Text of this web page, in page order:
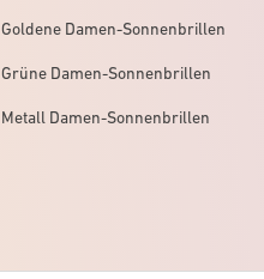
Goldene Damen-Sonnenbrillen
Grüne Damen-Sonnenbrillen
Metall Damen-Sonnenbrillen